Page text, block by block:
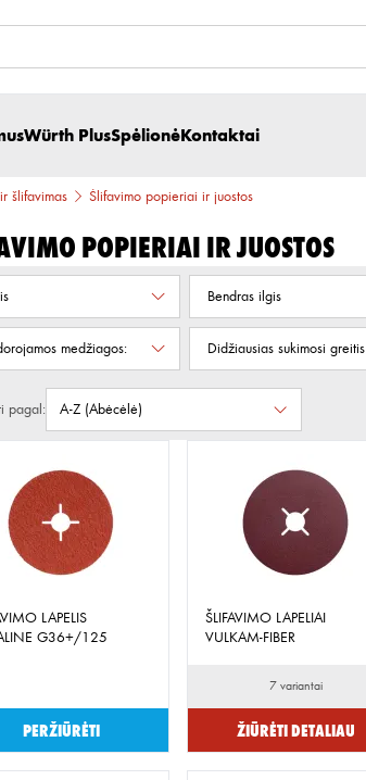
Würth PlusSpėlionėKontaktai
šlifavimas Šlifavimo popieriai ir juostos
popieriai ir juostos
Bendras ilgis
medžiagos: Didžiausias sukimosi greitis
pagal:
LAPELIS
G36+/125
Peržiūrėti
ŠLIFAVIMO LAPELIAI
VULKAM-FIBER
7 variantai
Žiūrėti detaliau